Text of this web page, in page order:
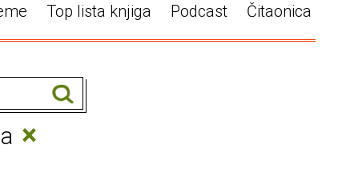
Top lista knjiga Podcast Čitaonica
×